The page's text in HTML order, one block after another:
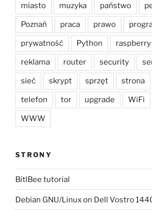
miasto muzyka państwo
Poznań praca prawo
prywatność Python raspberry
reklama router security
sieć skrypt sprzęt strona
telefon tor upgrade WiFi
WWW
STRONY
BitlBee tutorial
Debian GNU/Linux on Dell Vostro